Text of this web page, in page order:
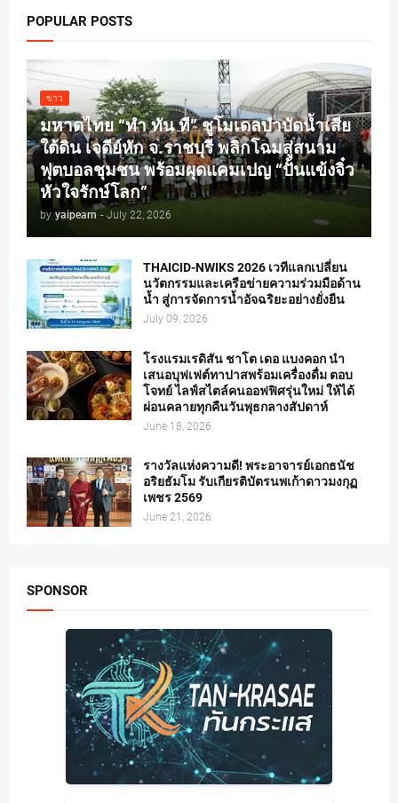
POPULAR POSTS
ข่าว
มหาดไทย “ทำ ทัน ที” ชูโมเดลบำบัดน้ำเสีย
ใต้ดิน เจดีย์หัก จ.ราชบุรี พลิกโฉมสู่สนาม
ฟุตบอลชุมชน พร้อมผุดแคมเปญ “ปั้นแข้งจิ๋ว
หัวใจรักษ์โลก”
by yaipearn - July 22, 2026
THAICID-NWIKS 2026 เวทีแลกเปลี่ยน
นวัตกรรมและเครือข่ายความร่วมมือด้าน
น้ำ สู่การจัดการน้ำอัจฉริยะอย่างยั่งยืน
July 09, 2026
โรงแรมเรดิสัน ชาโต เดอ แบงคอก นำ
เสนอบุฟเฟต์ทาปาสพร้อมเครื่องดื่ม ตอบ
โจทย์ ไลฟ์สไตล์คนออฟฟิศรุ่นใหม่ ให้ได้
ผ่อนคลายทุกคืนวันพุธกลางสัปดาห์
June 18, 2026
รางวัลแห่งความดี! พระอาจารย์เอกธนัช
อริยธัมโม รับเกียรติบัตรนพเก้าดาวมงกุฏ
เพชร 2569
June 21, 2026
SPONSOR